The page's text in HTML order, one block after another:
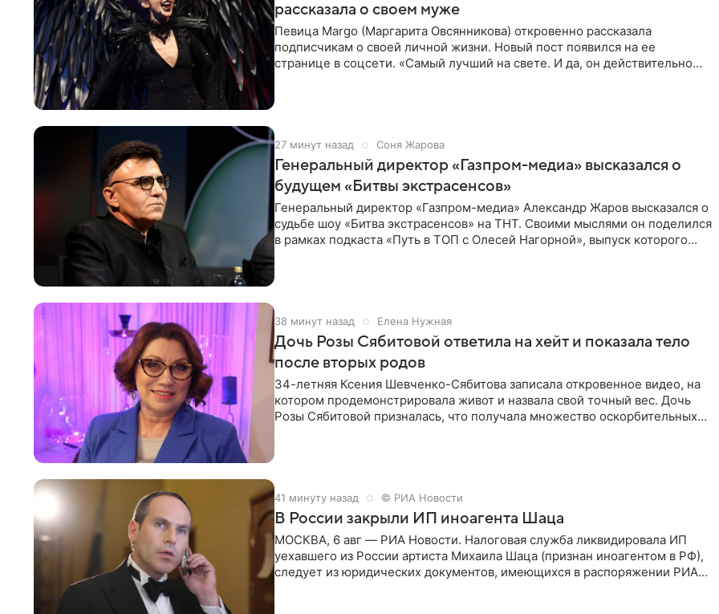
рассказала о своем муже
Певица Margo (Маргарита Овсянникова) откровенно рассказала
подписчикам о своей личной жизни. Новый пост появился на ее
странице в соцсети. «Самый лучший на свете. И да, он действительно
28 минут назад Соня Жарова
Генеральный директор «Газпром-медиа» высказался о
будущем «Битвы экстрасенсов»
Генеральный директор «Газпром-медиа» Александр Жаров высказался о
судьбе шоу «Битва экстрасенсов» на ТНТ. Своими мыслями он поделился
в рамках подкаста «Путь в ТОП с Олесей Нагорной», выпуск которого
39 минут назад Елена Нужная
Дочь Розы Сябитовой ответила на хейт и показала тело
после вторых родов
34-летняя Ксения Шевченко-Сябитова записала откровенное видео, на
котором продемонстрировала живот и назвала свой точный вес. Дочь
Розы Сябитовой призналась, что получала множество оскорбительных
42 минуты назад © РИА Новости
В России закрыли ИП иноагента Шаца
МОСКВА, 6 авг — РИА Новости. Налоговая служба ликвидировала ИП
уехавшего из России артиста Михаила Шаца (признан иноагентом в РФ),
следует из юридических документов, имеющихся в распоряжении РИА